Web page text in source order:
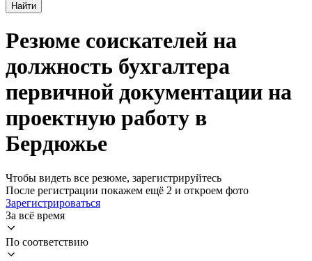
Найти
Резюме соискателей на
должность бухгалтера
первичной документации на
проектную работу в
Бердюжье
Чтобы видеть все резюме, зарегистрируйтесь
После регистрации покажем ещё 2 и откроем фото
Зарегистрироваться
За всё время
По соответствию